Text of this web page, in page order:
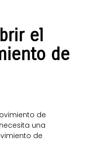
el
de
de
una
de